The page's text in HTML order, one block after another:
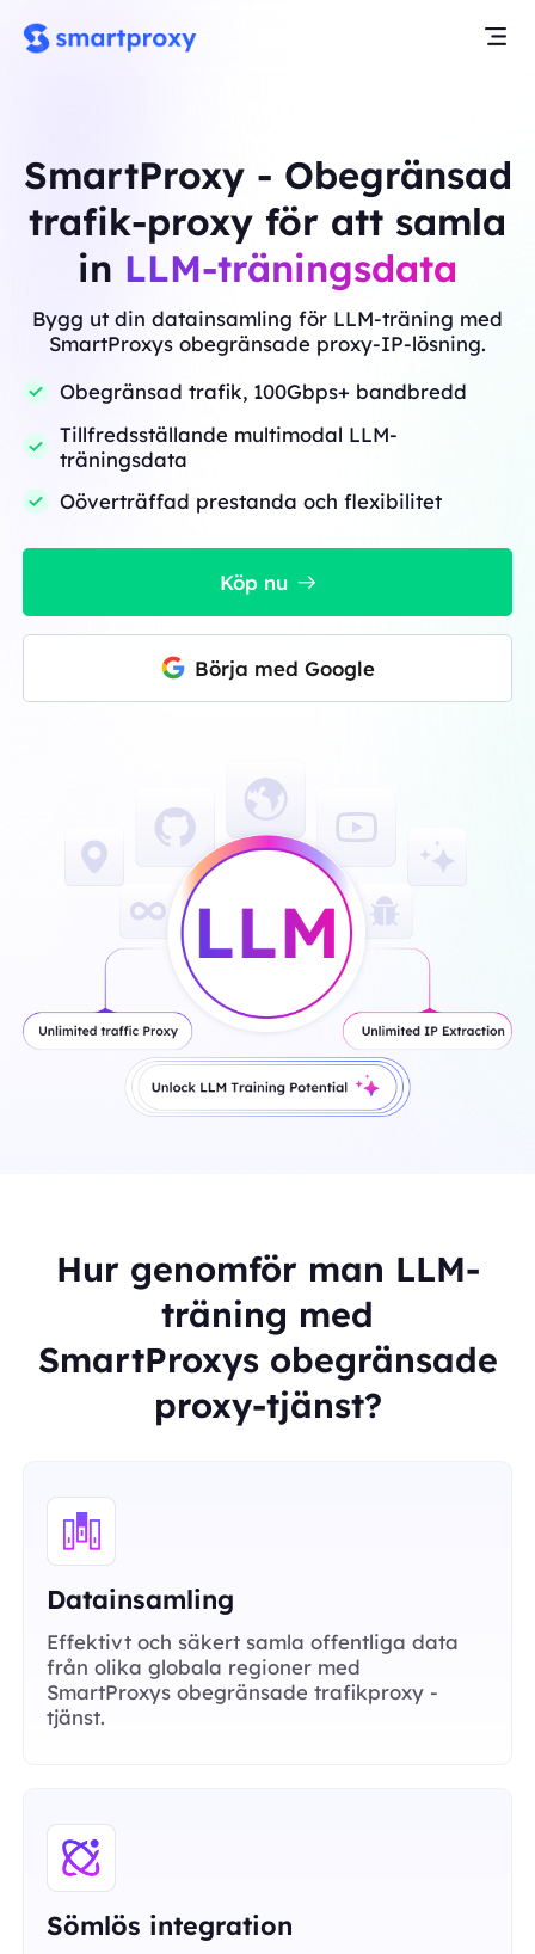
SmartProxy - Obegränsad
trafik-proxy för att samla
in LLM-träningsdata
Bygg ut din datainsamling för LLM-träning med
SmartProxys obegränsade proxy-IP-lösning.
Obegränsad trafik, 100Gbps+ bandbredd
Tillfredsställande multimodal LLM-
träningsdata
Oöverträffad prestanda och flexibilitet
Köp nu
Börja med Google
Hur genomför man LLM-
träning med
SmartProxys obegränsade
proxy-tjänst?
Datainsamling
Effektivt och säkert samla offentliga data
från olika globala regioner med
SmartProxys obegränsade trafikproxy -
tjänst.
Sömlös integration